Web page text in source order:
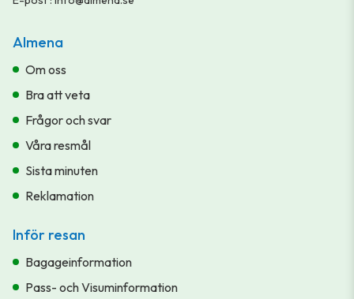
Almena
Om oss
Bra att veta
Frågor och svar
Våra resmål
Sista minuten
Reklamation
Inför resan
Bagageinformation
Pass- och Visuminformation